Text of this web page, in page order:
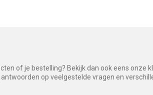
of je bestelling? Bekijk dan ook eens onze
op veelgestelde vragen en